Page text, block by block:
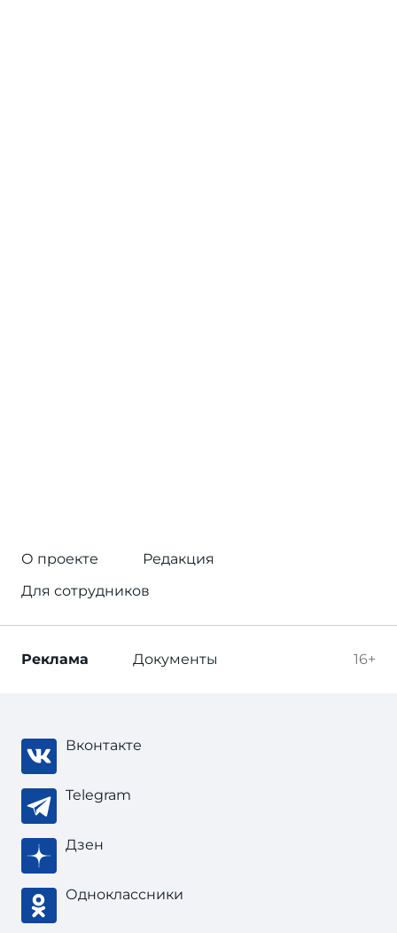
О проекте
Редакция
Для сотрудников
16+
Реклама Документы
Вконтакте
Telegram
Дзен
Одноклассники